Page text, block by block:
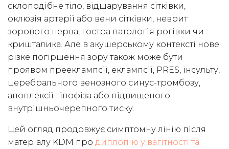
склоподібне тіло, відшарування сітківки,
оклюзія артерії або вени сітківки, неврит
зорового нерва, гостра патологія рогівки чи
кришталика. Але в акушерському контексті нове
різке погіршення зору також може бути
проявом прееклампсії, еклампсії, PRES, інсульту,
церебрального венозного синус-тромбозу,
апоплексії гіпофіза або підвищеного
внутрішньочерепного тиску.
Цей огляд продовжує симптомну лінію після
матеріалу KDM про диплопію у вагітності та